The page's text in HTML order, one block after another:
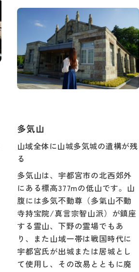
多気山
山域全体に山城多気城の遺構が残
る
多気山は、宇都宮市の北西郊外
にある標高377mの低山です。山
腹には多気不動尊（多氣山不動
寺持宝院/真言宗智山派）が鎮座
する霊山、下野の霊場でもあ
り、また山域一帯は戦国時代に
宇都宮氏が出城または居城とし
て使用し、その改易とともに廃